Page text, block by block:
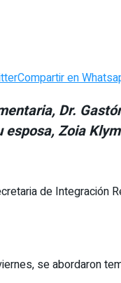
Compartir en
Dr.
Zoia
de Integración
se abordaron